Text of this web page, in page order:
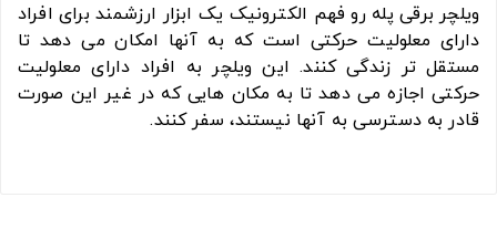
ویلچر برقی پله رو فهم الکترونیک یک ابزار ارزشمند برای افراد
دارای معلولیت حرکتی است که به آنها امکان می دهد تا
مستقل تر زندگی کنند. این ویلچر به افراد دارای معلولیت
حرکتی اجازه می دهد تا به مکان هایی که در غیر این صورت
قادر به دسترسی به آنها نیستند، سفر کنند.